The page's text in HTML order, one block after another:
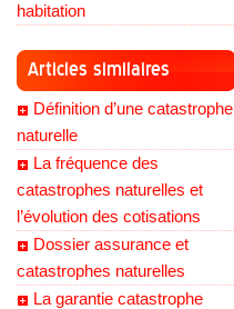
habitation
Articles similaires
Définition d’une catastrophe
naturelle
La fréquence des
catastrophes naturelles et
l’évolution des cotisations
Dossier assurance et
catastrophes naturelles
La garantie catastrophe